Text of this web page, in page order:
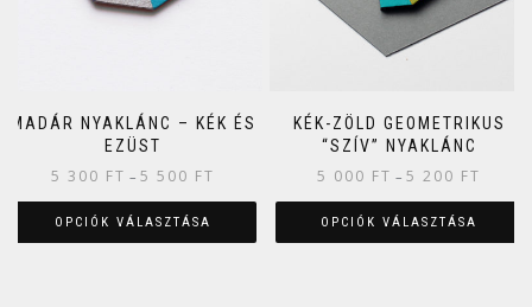
MADÁR NYAKLÁNC – KÉK ÉS
EZÜST
5 300 FT – 5 500 FT
OPCIÓK VÁLASZTÁSA
KÉK-ZÖLD GEOMETRIKUS
“SZÍV” NYAKLÁNC
5 000 FT – 5 200 FT
OPCIÓK VÁLASZTÁSA